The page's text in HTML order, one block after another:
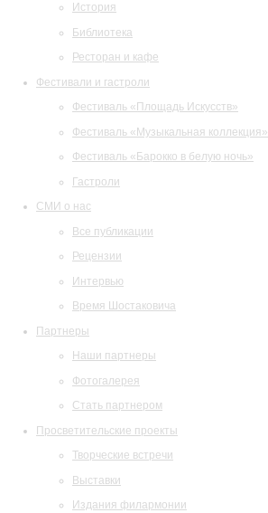
История
Библиотека
Ресторан и кафе
Фестивали и гастроли
Фестиваль «Площадь Искусств»
Фестиваль «Музыкальная коллекция»
Фестиваль «Барокко в белую ночь»
Гастроли
СМИ о нас
Все публикации
Рецензии
Интервью
Время Шостаковича
Партнеры
Наши партнеры
Фотогалерея
Стать партнером
Просветительские проекты
Творческие встречи
Выставки
Издания филармонии